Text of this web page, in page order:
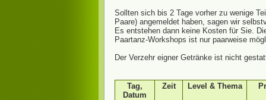
Sollten sich bis 2 Tage vorher zu wenige
Paare) angemeldet haben, sagen wir
Es entstehen dann keine Kosten für Sie.
Paartanz-Workshops ist nur paarweise
Der Verzehr eigner Getränke ist nicht
Tag,
Datum
Zeit Level & Thema